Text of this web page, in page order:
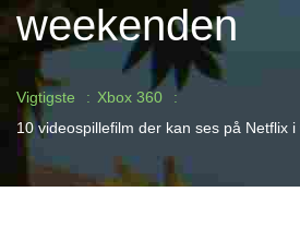
weekenden
Vigtigste
Xbox 360
10 videospillefilm der kan ses på Netflix i